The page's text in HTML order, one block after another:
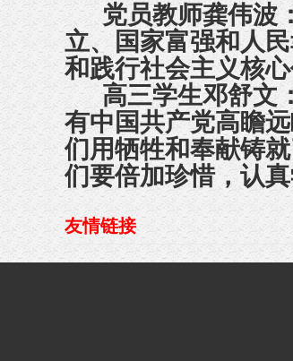
党员教师龚伟波
立、国家富强和人
和践行社会主义核
高三学生邓舒文
有中国共产党高瞻
们用牺牲和奉献铸
们要倍加珍惜，认
友情链接